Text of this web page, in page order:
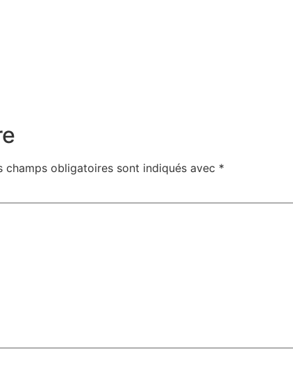
champs obligatoires sont indiqués avec *